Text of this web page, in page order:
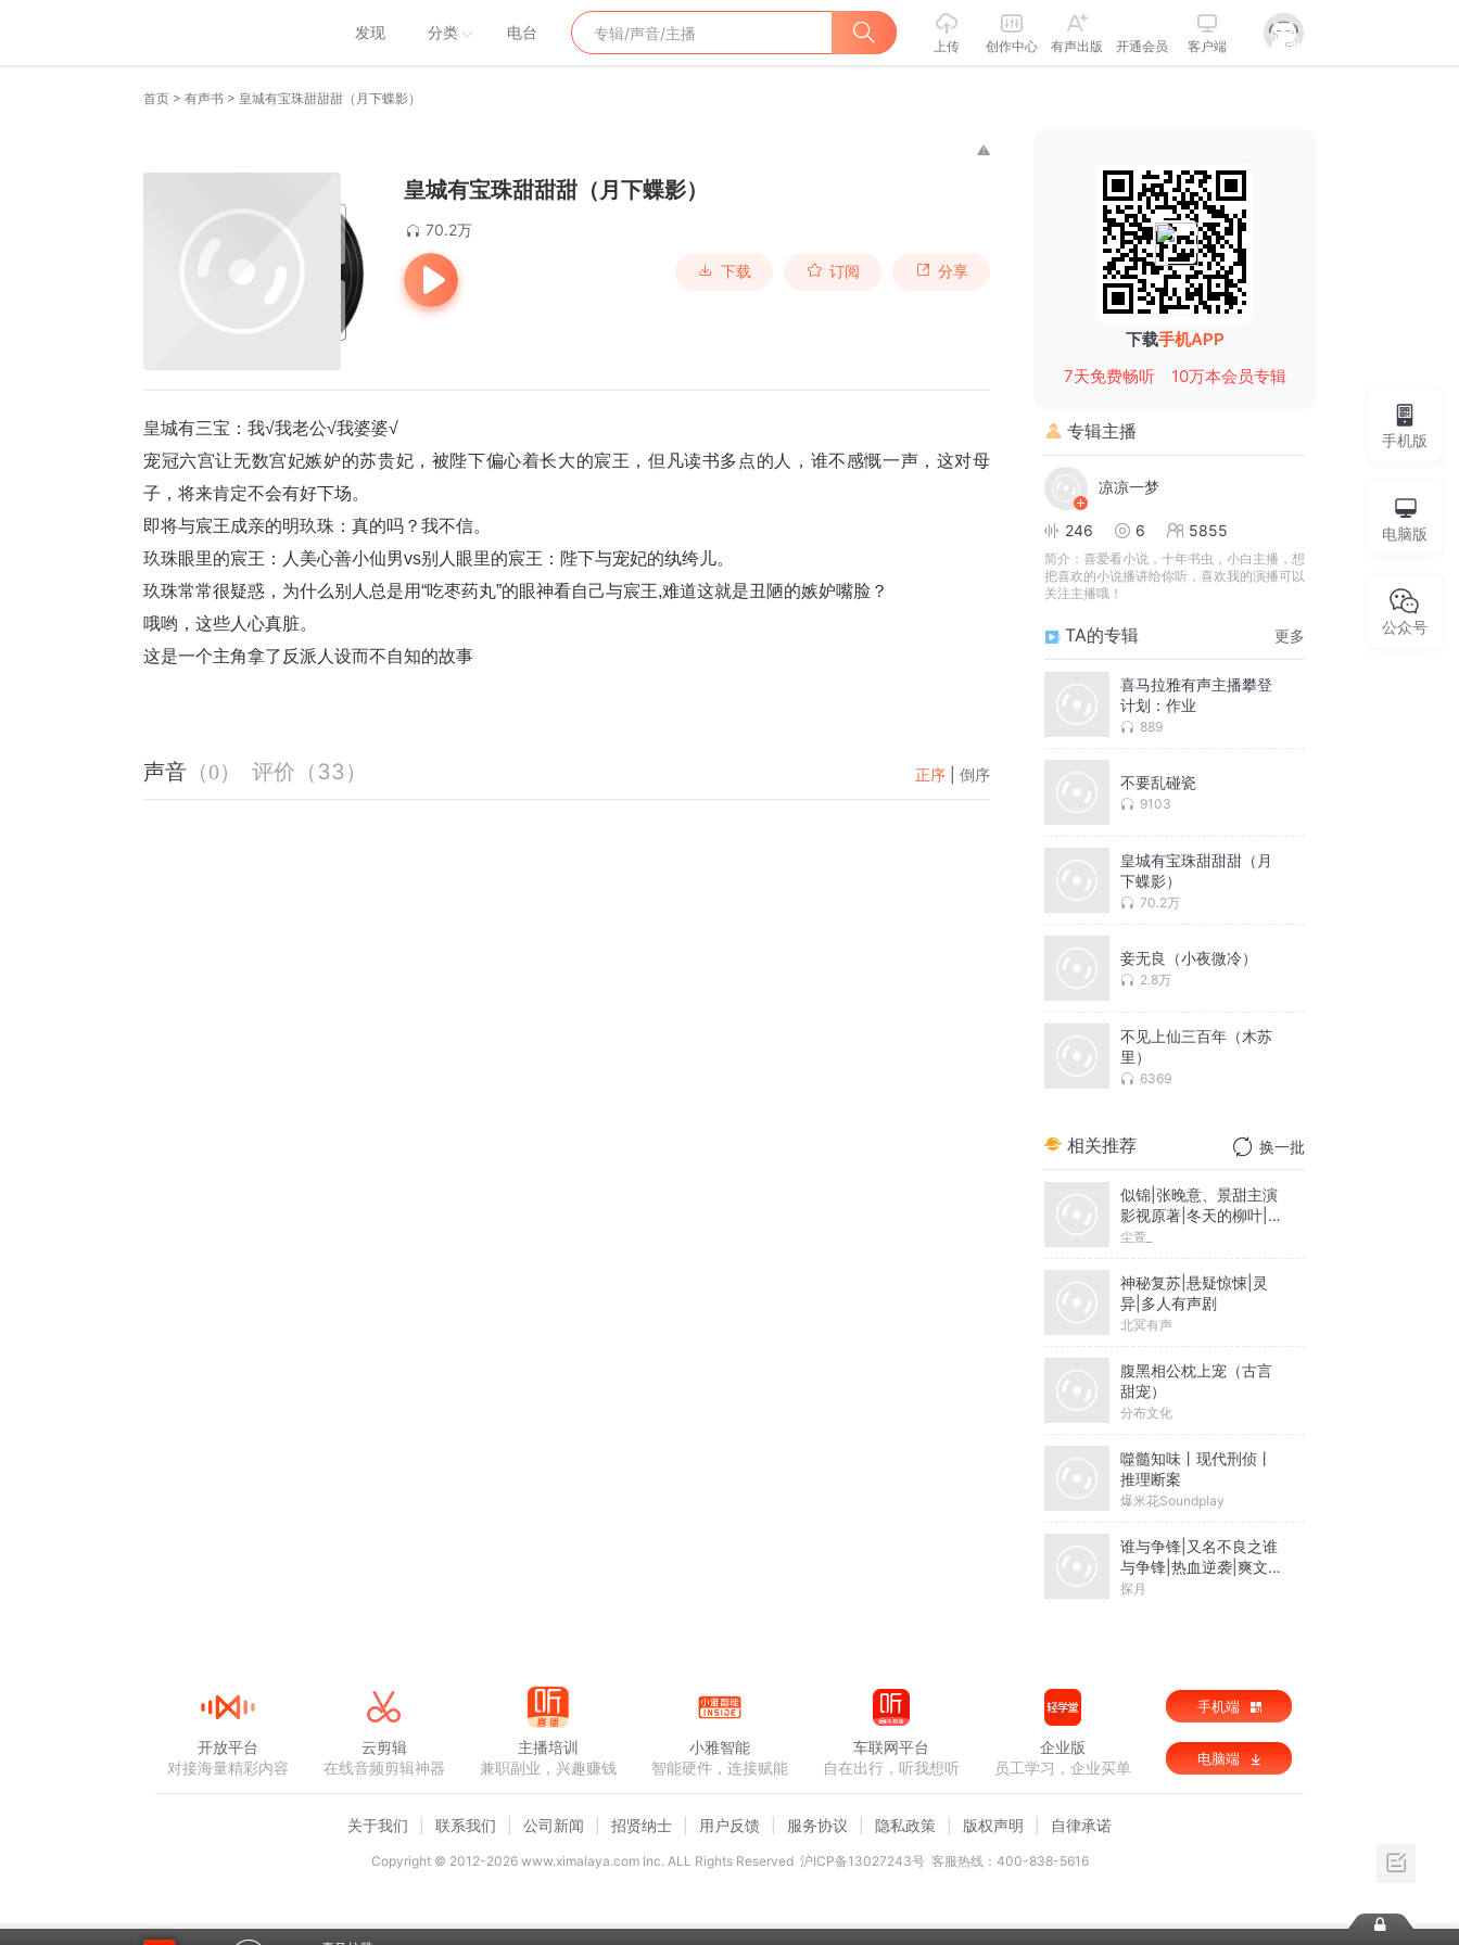
发现 分类 电台
上传 创作中心 有声出版 开通会员 客户端
首页 > 有声书 > 皇城有宝珠甜甜甜（月下蝶影）
皇城有宝珠甜甜甜（月下蝶影）
70.2万
下载 订阅 分享
皇城有三宝：我√我老公√我婆婆√
宠冠六宫让无数宫妃嫉妒的苏贵妃，被陛下偏心着长大的宸王，但凡读书多点的人，谁不感慨一声，这对母
子，将来肯定不会有好下场。
即将与宸王成亲的明玖珠：真的吗？我不信。
玖珠眼里的宸王：人美心善小仙男vs别人眼里的宸王：陛下与宠妃的纨绔儿。
玖珠常常很疑惑，为什么别人总是用“吃枣药丸”的眼神看自己与宸王,难道这就是丑陋的嫉妒嘴脸？
哦哟，这些人心真脏。
这是一个主角拿了反派人设而不自知的故事
声音 （0） 评价 （33 ） 正序 倒序
下载手机APP
7天免费畅听
10万本会员专辑
专辑主播
凉凉一梦
246 6 5855
简介： 喜爱看小说，十年书虫，小白主播，想
把喜欢的小说播讲给你听，喜欢我的演播可以
关注主播哦！
TA的专辑 更多
喜马拉雅有声主播攀登
计划：作业
889
不要乱碰瓷
9103
皇城有宝珠甜甜甜（月
下蝶影）
70.2万
妾无良（小夜微冷）
2.8万
不见上仙三百年（木苏
里）
6369
相关推荐 换一批
似锦|张晚意、景甜主演
影视原著|冬天的柳叶|尘
萱&雪月之下领衔|多人
尘萱_
神秘复苏|悬疑惊悚|灵
异|多人有声剧
北冥有声
腹黑相公枕上宠（古言
甜宠）
分布文化
噬髓知味丨现代刑侦丨
推理断案
爆米花Soundplay
谁与争锋|又名不良之谁
与争锋|热血逆袭|爽文爆
笑|会员免费
探月
手机版
电脑版
公众号
开放平台
对接海量精彩内容
云剪辑
在线音频剪辑神器
主播培训
兼职副业，兴趣赚钱
小雅智能
智能硬件，连接赋能
车联网平台
自在出行，听我想听
企业版
员工学习，企业买单
手机端
电脑端
关于我们 联系我们 公司新闻 招贤纳士 用户反馈 服务协议 隐私政策 版权声明 自律承诺
Copyright © 2012-2026www.ximalaya.com lnc. ALL Rights Reserved 沪ICP备13027243号 客服热线：400-838-5616